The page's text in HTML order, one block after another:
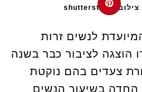
לנשים זרות
הוצגה לציבור כבר בשנה
צעדים בהם נוקטת
בשיעור הנשים